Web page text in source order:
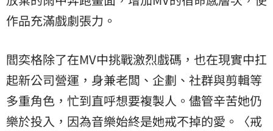
作品充滿戲劇張力。
閻奕格除了在MV中挑戰激烈戲碼，也在現實中扛
起新公司營運，身兼老闆、企劃、社群與剪輯等
多重角色，忙到直呼想要複製人。儘管辛苦她仍
樂於投入，因為音樂始終是她戒不掉的愛。〈戒